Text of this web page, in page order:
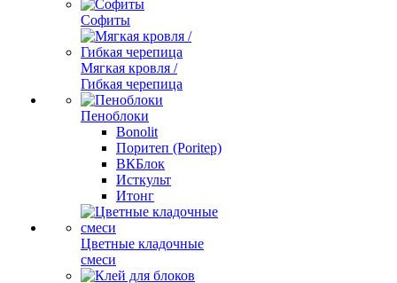
Софиты
Мягкая кровля /
Гибкая черепица
Пеноблоки
Bonolit
Поритеп (Poritep)
ВКБлок
Исткульт
Итонг
Цветные кладочные
смеси